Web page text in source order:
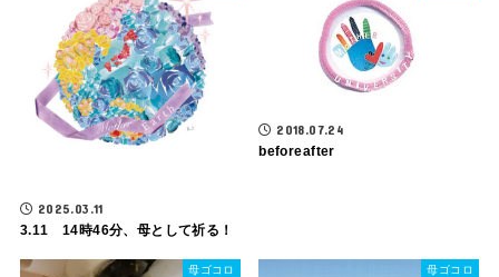
2025.03.11
3.11 14時46分、母として祈る！
2018.07.24
beforeafter
母ゴコロ 母ゴコロ